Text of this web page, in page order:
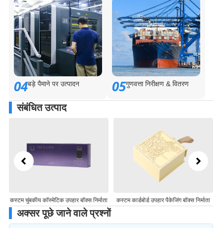
04बड़े पैमाने पर उत्पादन 05गुणवत्ता निरीक्षण & वितरण
संबंधित उत्पाद
कस्टम चुंबकीय कॉस्मेटिक उपहार बॉक्स निर्माता कस्टम कार्डबोर्ड उपहार पैकेजिंग बॉक्स निर्माता
अक्सर पूछे जाने वाले प्रश्नों